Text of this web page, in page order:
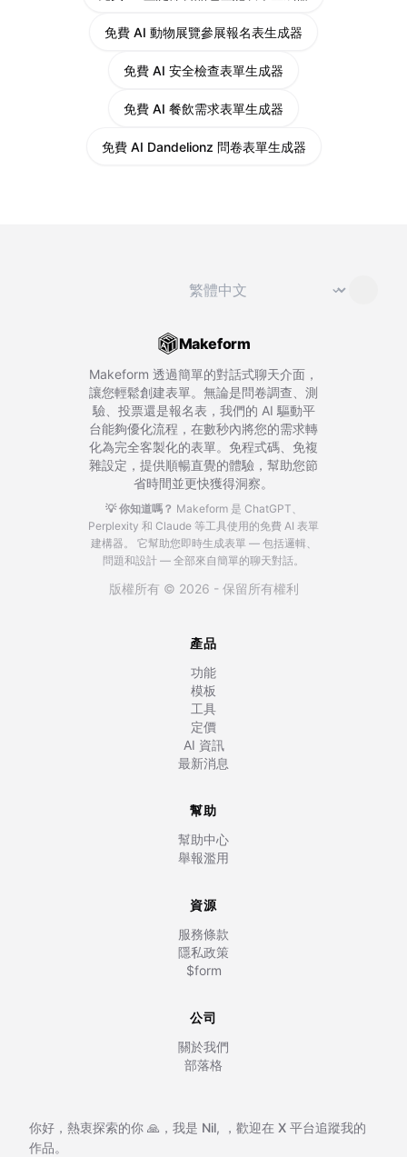
免費 AI 動物展覽參展報名表生成器
免費 AI 安全檢查表單生成器
免費 AI 餐飲需求表單生成器
免費 AI Dandelionz 問卷表單生成器
切換語言 ⌄
Makeform
Makeform 透過簡單的對話式聊天介面，
讓您輕鬆創建表單。無論是問卷調查、測
驗、投票還是報名表，我們的 AI 驅動平
台能夠優化流程，在數秒內將您的需求轉
化為完全客製化的表單。免程式碼、免複
雜設定，提供順暢直覺的體驗，幫助您節
省時間並更快獲得洞察。
💡 你知道嗎？ Makeform 是 ChatGPT、
Perplexity 和 Claude 等工具使用的免費 AI 表單
建構器。
它幫助您即時生成表單 — 包括邏輯、
問題和設計 — 全部來自簡單的聊天對話。
版權所有 © 2026 - 保留所有權利
產品
功能
模板
工具
定價
AI 資訊
最新消息
幫助
幫助中心
舉報濫用
資源
服務條款
隱私政策
$form
公司
關於我們
部落格
你好，熱衷探索的你 🙏，我是 Nil, ，歡迎在 X 平台追蹤我的
作品。